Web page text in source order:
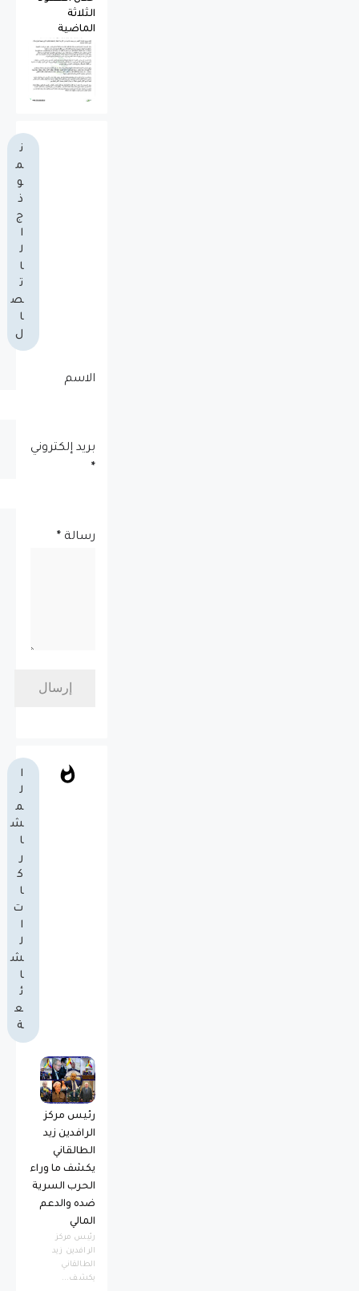
الثلاثة
الماضية
ن
م
و
ذ
ج
ا
ل
ا
ت
ص
ا
ل
الاسم
بريد إلكتروني
*
رسالة *
ا
ل
م
ش
ا
ر
ك
ا
ت
ا
ل
ش
ا
ئ
ع
ة
رئيس مركز
الرافدين زيد
الطالقاني
يكشف ما وراء
الحرب السرية
ضده والدعم
المالي
رئيس مركز
الرافدين زيد
الطالقاني
يكشف...